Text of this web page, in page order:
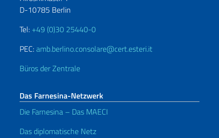
D-10785 Berlin
Tel: +49 (0)30 25440-0
PEC:amb.berlino.consolare@cert.esteri.it
Büros der Zentrale
Das Farnesina-Netzwerk
Die Farnesina – Das MAECI
Das diplomatische Netz